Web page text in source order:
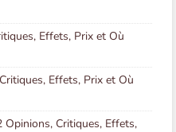
Effets, Prix et Où
Effets, Prix et Où
Critiques, Effets,